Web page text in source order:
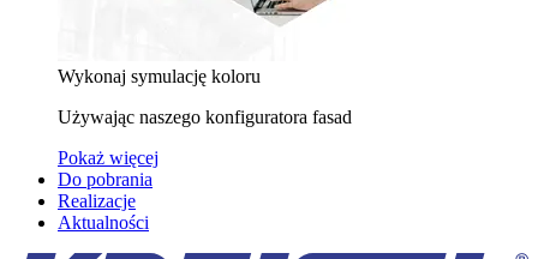
Wykonaj symulację koloru
Używając naszego konfiguratora fasad
Pokaż więcej
Do pobrania
Realizacje
Aktualności